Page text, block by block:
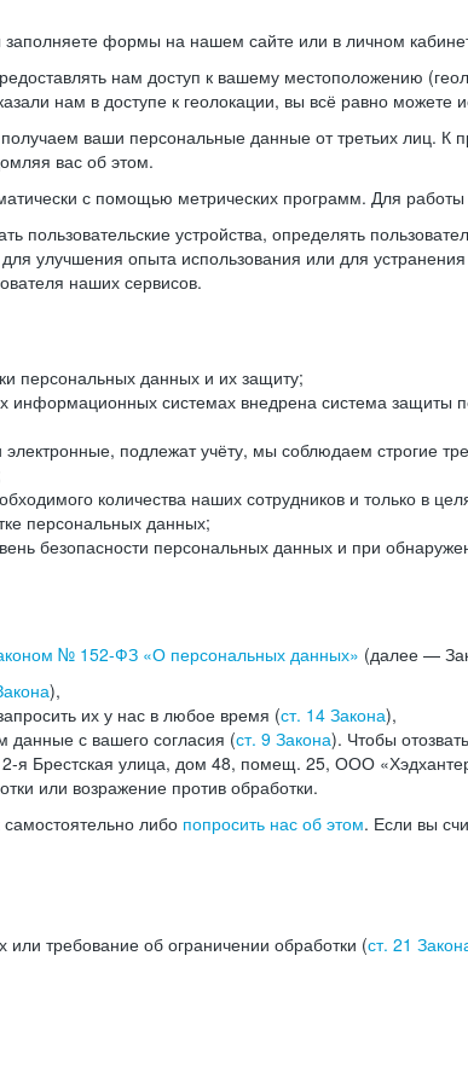
формы на нашем сайте или в личном
нам доступ к вашему местоположению
нам в доступе к геолокации, вы всё равно можете
ваши персональные данные от третьих лиц. К
вас об этом.
с помощью метрических программ. Для
устройства, определять
улучшения опыта использования или для
наших сервисов.
персональных данных и их защиту;
системах внедрена система защиты
подлежат учёту, мы соблюдаем строгие
количества наших сотрудников и только в
персональных данных;
безопасности персональных данных и при
№ 152-ФЗ «О персональных данных» (далее —
),
их у нас в любое время (ст. 14 Закона),
данные с вашего согласия (ст. 9 Закона). Чтобы
2-я Брестская улица, дом 48, помещ. 25, ООО
или возражение против обработки.
либо попросить нас об этом. Если вы
требование об ограничении обработки (ст. 21